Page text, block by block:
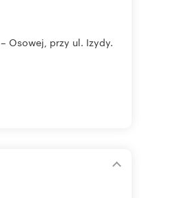
Osowej, przy ul. Izydy.